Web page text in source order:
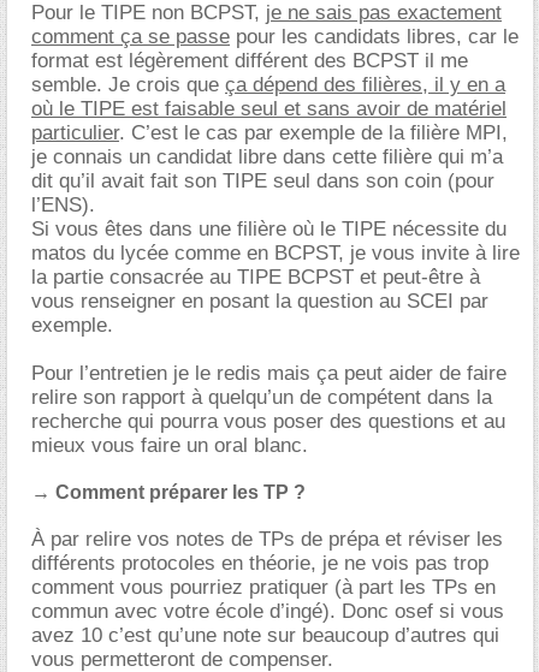
Pour le TIPE non BCPST, je ne sais pas exactement
comment ça se passe pour les candidats libres, car le
format est légèrement différent des BCPST il me
semble. Je crois que ça dépend des filières, il y en a
où le TIPE est faisable seul et sans avoir de matériel
particulier. C’est le cas par exemple de la filière MPI,
je connais un candidat libre dans cette filière qui m’a
dit qu’il avait fait son TIPE seul dans son coin (pour
l’ENS).
Si vous êtes dans une filière où le TIPE nécessite du
matos du lycée comme en BCPST, je vous invite à lire
la partie consacrée au TIPE BCPST et peut-être à
vous renseigner en posant la question au SCEI par
exemple.
Pour l’entretien je le redis mais ça peut aider de faire
relire son rapport à quelqu’un de compétent dans la
recherche qui pourra vous poser des questions et au
mieux vous faire un oral blanc.
→ Comment préparer les TP ?
À par relire vos notes de TPs de prépa et réviser les
différents protocoles en théorie, je ne vois pas trop
comment vous pourriez pratiquer (à part les TPs en
commun avec votre école d’ingé). Donc osef si vous
avez 10 c’est qu’une note sur beaucoup d’autres qui
vous permetteront de compenser.